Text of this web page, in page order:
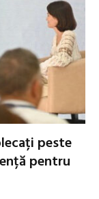
peste
pentru